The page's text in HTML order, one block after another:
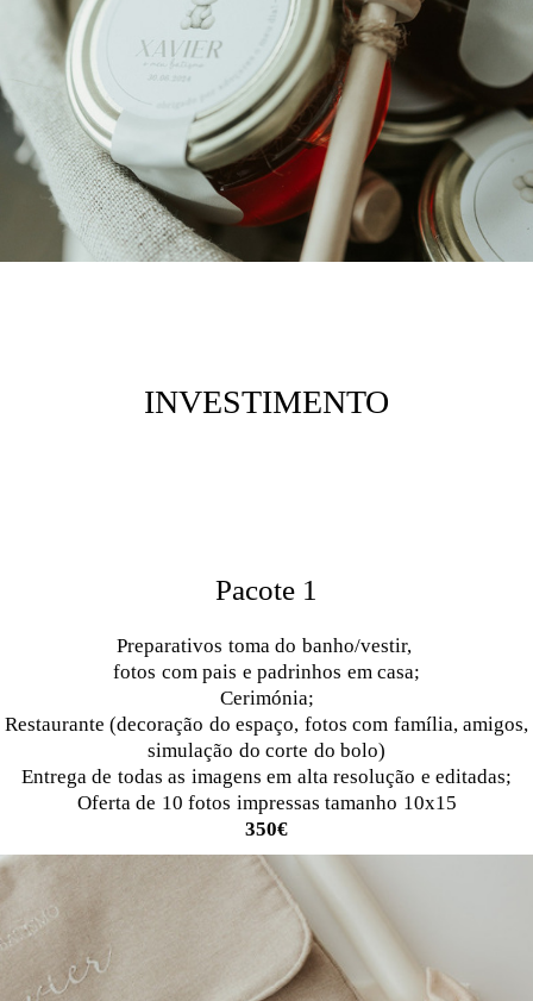
INVESTIMENTO
Pacote 1
Preparativos toma do banho/vestir,
fotos com pais e padrinhos em casa;
Cerimónia;
Restaurante (decoração do espaço, fotos com família, amigos,
simulação do corte do bolo)
Entrega de todas as imagens em alta resolução e editadas;
Oferta de 10 fotos impressas tamanho 10x15
350€